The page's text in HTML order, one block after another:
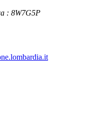
: 8W7G5P